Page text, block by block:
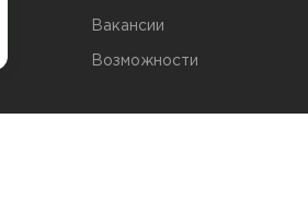
Вакансии
Возможности